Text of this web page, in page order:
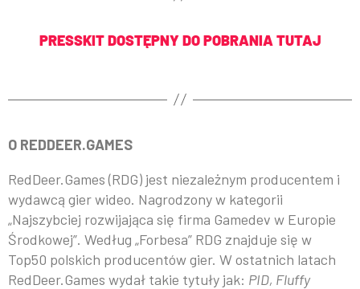
PRESSKIT DOSTĘPNY DO POBRANIA TUTAJ
O REDDEER.GAMES
RedDeer.Games (RDG) jest niezależnym producentem i
wydawcą gier wideo. Nagrodzony w kategorii
„Najszybciej rozwijająca się firma Gamedev w Europie
Środkowej”. Według „Forbesa” RDG znajduje się w
Top50 polskich producentów gier. W ostatnich latach
RedDeer.Games wydał takie tytuły jak: PID, Fluffy